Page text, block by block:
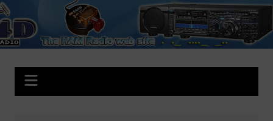
Saltar
al
contenido
EA4D.es
The HAM Radio Web Site